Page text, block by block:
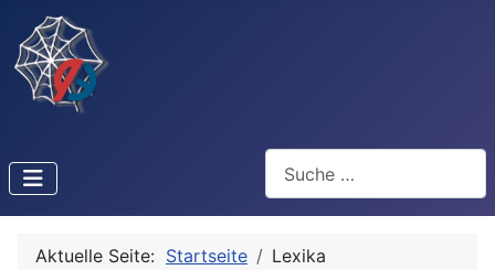
Aktuelle Seite: Startseite
Lexika